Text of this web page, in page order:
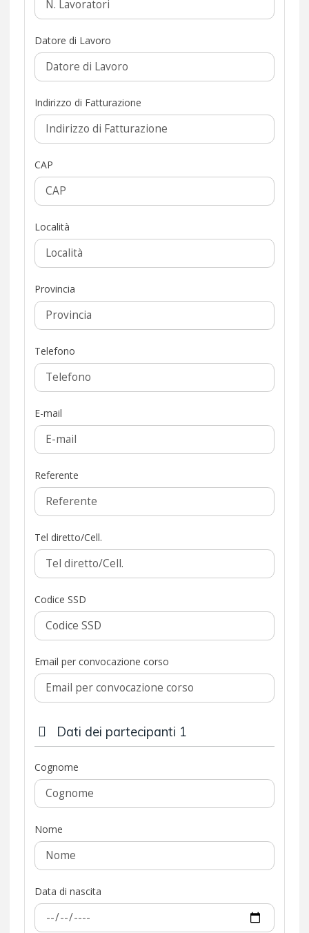
Datore di Lavoro
Indirizzo di Fatturazione
CAP
Località
Provincia
Telefono
E-mail
Referente
Tel diretto/Cell.
Codice SSD
Email per convocazione corso
Dati dei partecipanti 1
Cognome
Nome
Data di nascita